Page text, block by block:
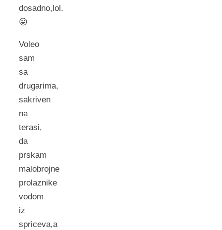
dosadno,lol.
😛
Voleo
sam
sa
drugarima,
sakriven
na
terasi,
da
prskam
malobrojne
prolaznike
vodom
iz
spriceva,a